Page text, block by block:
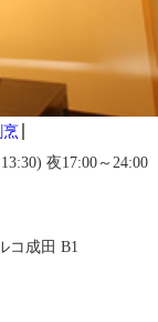
烹
夜17:00～24:00
コ成田 B1